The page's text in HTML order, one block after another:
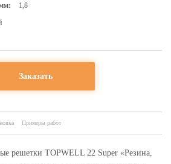
1,8
Заказать
Примеры работ
решетки TOPWELL 22 Super «Резина,